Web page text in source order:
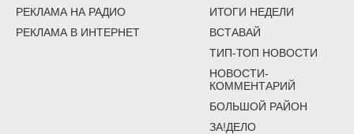
РЕКЛАМА НА РАДИО
РЕКЛАМА В ИНТЕРНЕТ
ИТОГИ НЕДЕЛИ
ВСТАВАЙ
ТИП-ТОП НОВОСТИ
НОВОСТИ-
КОММЕНТАРИЙ
БОЛЬШОЙ РАЙОН
ЗА!ДЕЛО